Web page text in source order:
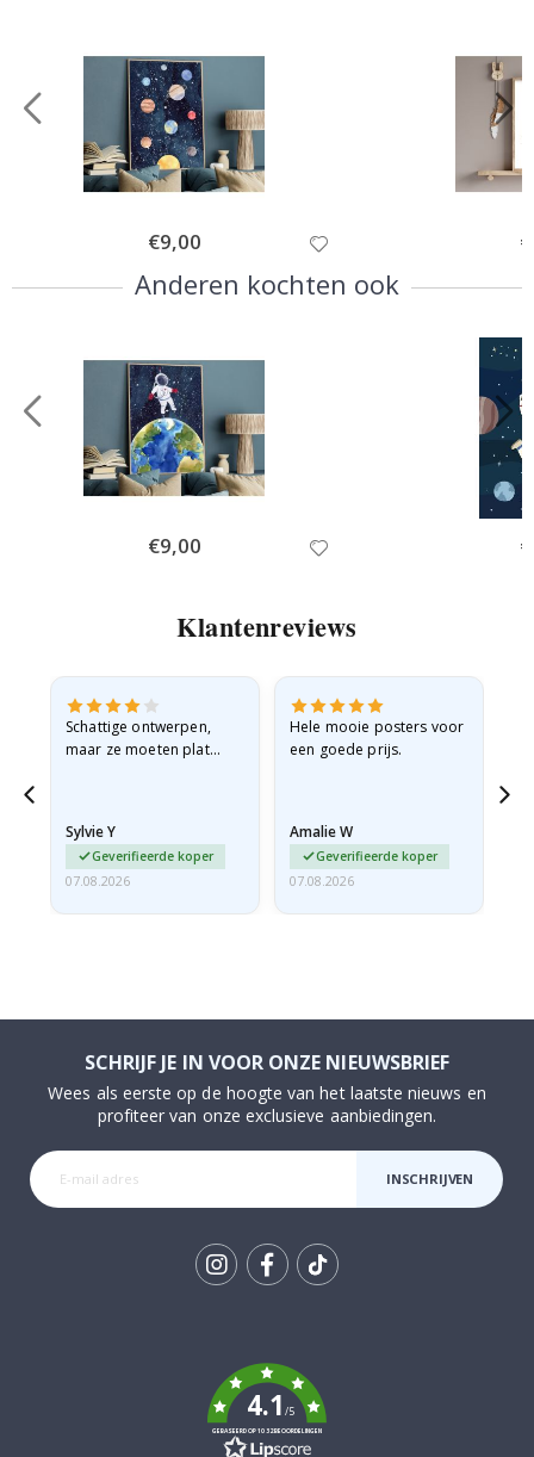
Special
Price
€9,00
Anderen kochten ook
Special
Price
€9,00
Klantenreviews
Schattige ontwerpen,
maar ze moeten plat
beetje…
Sylvie Y
Geverifieerde koper
07.08.2026
Hele mooie posters voor
een goede prijs.
Amalie W
Geverifieerde koper
07.08.2026
SCHRIJF JE IN VOOR ONZE NIEUWSBRIEF
Wees als eerste op de hoogte van het laatste nieuws en
profiteer van onze exclusieve aanbiedingen.
INSCHRIJVEN
4.1/5
GEBASEERD OP 1032 BEOORDELINGEN